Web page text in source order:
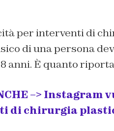
per interventi di
di una persona
anni. È quanto
–>
di chirurgia